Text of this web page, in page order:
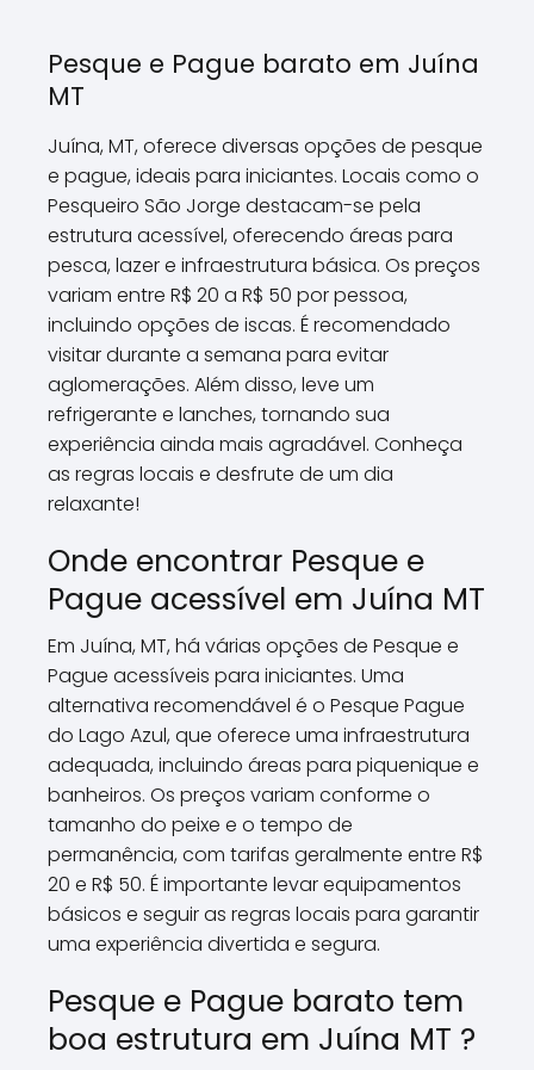
Pesque e Pague barato em Juína
MT
Juína, MT, oferece diversas opções de pesque
e pague, ideais para iniciantes. Locais como o
Pesqueiro São Jorge destacam-se pela
estrutura acessível, oferecendo áreas para
pesca, lazer e infraestrutura básica. Os preços
variam entre R$ 20 a R$ 50 por pessoa,
incluindo opções de iscas. É recomendado
visitar durante a semana para evitar
aglomerações. Além disso, leve um
refrigerante e lanches, tornando sua
experiência ainda mais agradável. Conheça
as regras locais e desfrute de um dia
relaxante!
Onde encontrar Pesque e
Pague acessível em Juína MT
Em Juína, MT, há várias opções de Pesque e
Pague acessíveis para iniciantes. Uma
alternativa recomendável é o Pesque Pague
do Lago Azul, que oferece uma infraestrutura
adequada, incluindo áreas para piquenique e
banheiros. Os preços variam conforme o
tamanho do peixe e o tempo de
permanência, com tarifas geralmente entre R$
20 e R$ 50. É importante levar equipamentos
básicos e seguir as regras locais para garantir
uma experiência divertida e segura.
Pesque e Pague barato tem
boa estrutura em Juína MT ?